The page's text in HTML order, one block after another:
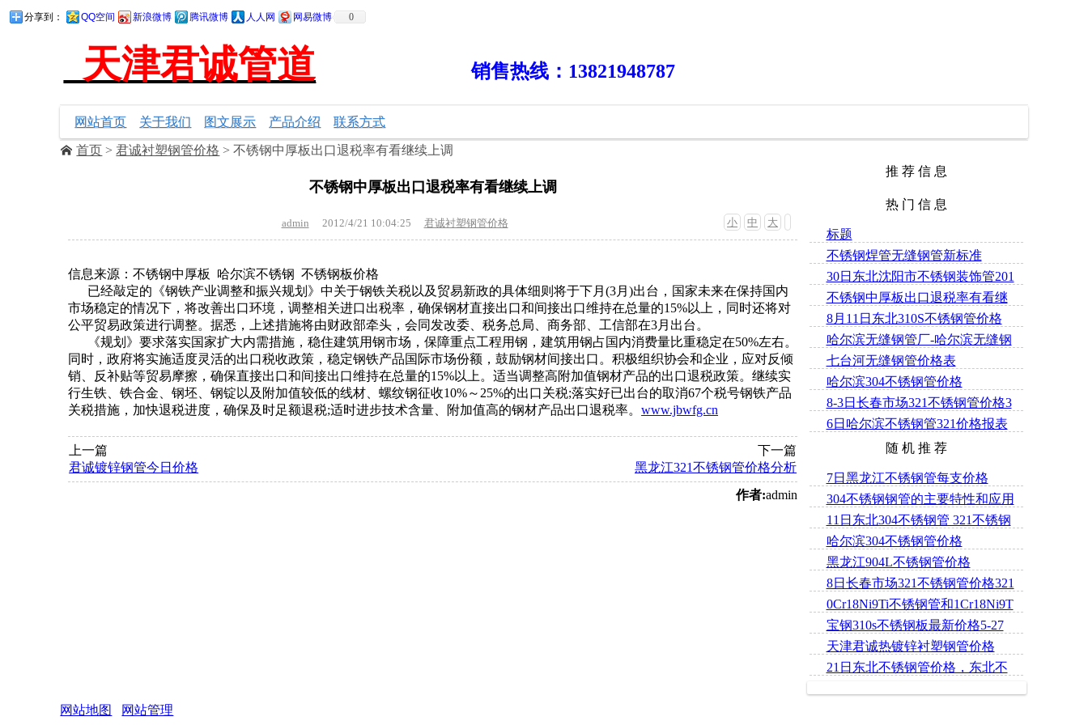
分享到： QQ空间 新浪微博 腾讯微博 人人网 网易微博 0
天津君诚管道 销售热线：13821948787
网站首页 关于我们 图文展示 产品介绍 联系方式
首页 > 君诚衬塑钢管价格 > 不锈钢中厚板出口退税率有看继续上调
不锈钢中厚板出口退税率有看继续上调
小 中 大
admin 2012/4/21 10:04:25 君诚衬塑钢管价格
信息来源：不锈钢中厚板 哈尔滨不锈钢 不锈钢板价格
已经敲定的《钢铁产业调整和振兴规划》中关于钢铁关税以及贸易新政的具体细则将于下月(3月)出台，国家未来在保持国内
市场稳定的情况下，将改善出口环境，调整相关进口出税率，确保钢材直接出口和间接出口维持在总量的15%以上，同时还将对
公平贸易政策进行调整。据悉，上述措施将由财政部牵头，会同发改委、税务总局、商务部、工信部在3月出台。
《规划》要求落实国家扩大内需措施，稳住建筑用钢市场，保障重点工程用钢，建筑用钢占国内消费量比重稳定在50%左右。
同时，政府将实施适度灵活的出口税收政策，稳定钢铁产品国际市场份额，鼓励钢材间接出口。积极组织协会和企业，应对反倾
销、反补贴等贸易摩擦，确保直接出口和间接出口维持在总量的15%以上。适当调整高附加值钢材产品的出口退税政策。继续实
行生铁、铁合金、钢坯、钢锭以及附加值较低的线材、螺纹钢征收10%～25%的出口关税;落实好已出台的取消67个税号钢铁产品
关税措施，加快退税进度，确保及时足额退税;适时进步技术含量、附加值高的钢材产品出口退税率。www.jbwfg.cn
上一篇
君诚镀锌钢管今日价格
下一篇
黑龙江321不锈钢管价格分析
作者:admin
推 荐 信 息
热 门 信 息
标题
不锈钢焊管无缝钢管新标准
30日东北沈阳市不锈钢装饰管201
材质最新价格
不锈钢中厚板出口退税率有看继
续上调
8月11日东北310S不锈钢管价格
哈尔滨无缝钢管厂-哈尔滨无缝钢
管-哈尔滨无缝管-哈尔滨不锈钢管-
哈尔滨不锈钢无缝钢管-哈尔滨合金
管-哈尔滨钢管-哈尔滨流体管-哈尔
滨锅炉管-哈尔滨螺旋管
七台河无缝钢管价格表
哈尔滨304不锈钢管价格
8-3日长春市场321不锈钢管价格3
21不锈钢中厚板行情
6日哈尔滨不锈钢管321价格报表
随 机 推 荐
7日黑龙江不锈钢管每支价格
304不锈钢钢管的主要特性和应用
领域11日东北304不锈钢管 321不锈钢
管价格哈尔滨304不锈钢管价格
黑龙江904L不锈钢管价格
8日长春市场321不锈钢管价格321
不锈钢中厚板行情
0Cr18Ni9Ti不锈钢管和1Cr18Ni9T
i不锈钢管的耐腐蚀性能
宝钢310s不锈钢板最新价格5-27
天津君诚热镀锌衬塑钢管价格
21日东北不锈钢管价格，东北不
锈钢板价格列表
网站地图
网站管理